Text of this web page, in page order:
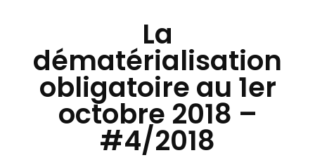
La
dématérialisation
obligatoire au 1er
octobre 2018 –
#4/2018